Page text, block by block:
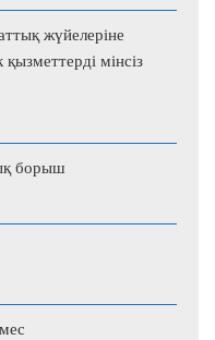
жүйелеріне
мінсіз
борыш